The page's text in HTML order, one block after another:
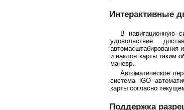
Интерактивные
В навигационную
удовольствие
автомасштабирования
и наклон карты таким
маневр.
Автоматическое
система iGO
карты согласно
Поддержка